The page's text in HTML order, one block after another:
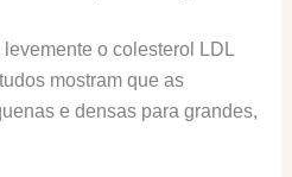
o colesterol LDL
mostram que as
e densas para grandes,